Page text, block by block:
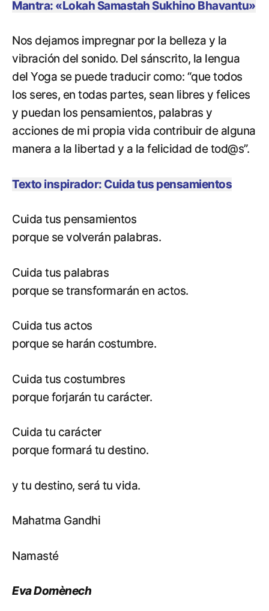
Mantra: «Lokah Samastah Sukhino Bhavantu»
Nos dejamos impregnar por la belleza y la
vibración del sonido. Del sánscrito, la lengua
del Yoga se puede traducir como: “que todos
los seres, en todas partes, sean libres y felices
y puedan los pensamientos, palabras y
acciones de mi propia vida contribuir de alguna
manera a la libertad y a la felicidad de tod@s”.
Texto inspirador: Cuida tus pensamientos
Cuida tus pensamientos
porque se volverán palabras.
Cuida tus palabras
porque se transformarán en actos.
Cuida tus actos
porque se harán costumbre.
Cuida tus costumbres
porque forjarán tu carácter.
Cuida tu carácter
porque formará tu destino.
y tu destino, será tu vida.
Mahatma Gandhi
Namasté
Eva Domènech